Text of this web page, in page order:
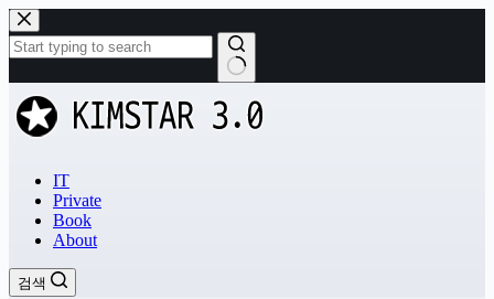
본
문
으
로
건
너
과
없
IT
Private
Book
About
검색